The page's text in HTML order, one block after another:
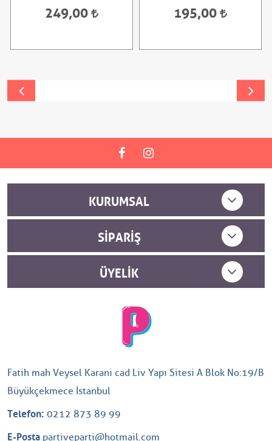
249,00 195,00
KURUMSAL
SIPARIŞ
ÜYELIK
Fatih mah Veysel Karani cad Liv Yapı Sitesi A Blok No:19/B
Büyükçekmece İstanbul
Telefon: 0212 873 89 99
E-Posta partiveparti@hotmail.com